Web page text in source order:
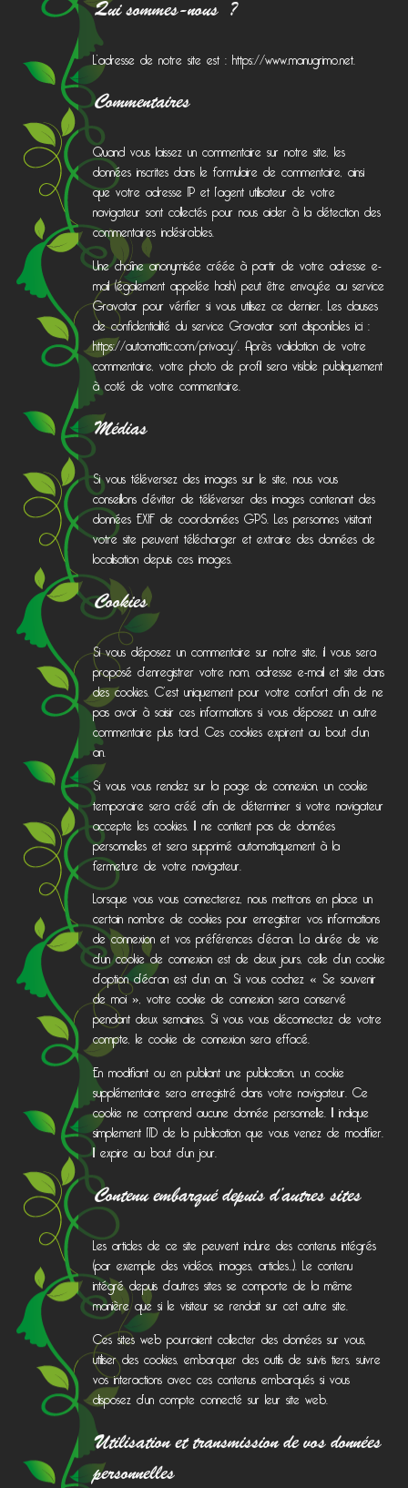
Qui sommes-nous ?
L’adresse de notre site est : https://www.manugrimo.net.
Commentaires
Quand vous laissez un commentaire sur notre site, les
données inscrites dans le formulaire de commentaire, ainsi
que votre adresse IP et l’agent utilisateur de votre
navigateur sont collectés pour nous aider à la détection des
commentaires indésirables.
Une chaîne anonymisée créée à partir de votre adresse e-
mail (également appelée hash) peut être envoyée au service
Gravatar pour vérifier si vous utilisez ce dernier. Les clauses
de confidentialité du service Gravatar sont disponibles ici :
https://automattic.com/privacy/. Après validation de votre
commentaire, votre photo de profil sera visible publiquement
à coté de votre commentaire.
Médias
Si vous téléversez des images sur le site, nous vous
conseillons d’éviter de téléverser des images contenant des
données EXIF de coordonnées GPS. Les personnes visitant
votre site peuvent télécharger et extraire des données de
localisation depuis ces images.
Cookies
Si vous déposez un commentaire sur notre site, il vous sera
proposé d’enregistrer votre nom, adresse e-mail et site dans
des cookies. C’est uniquement pour votre confort afin de ne
pas avoir à saisir ces informations si vous déposez un autre
commentaire plus tard. Ces cookies expirent au bout d’un
an.
Si vous vous rendez sur la page de connexion, un cookie
temporaire sera créé afin de déterminer si votre navigateur
accepte les cookies. Il ne contient pas de données
personnelles et sera supprimé automatiquement à la
fermeture de votre navigateur.
Lorsque vous vous connecterez, nous mettrons en place un
certain nombre de cookies pour enregistrer vos informations
de connexion et vos préférences d’écran. La durée de vie
d’un cookie de connexion est de deux jours, celle d’un cookie
d’option d’écran est d’un an. Si vous cochez « Se souvenir
de moi », votre cookie de connexion sera conservé
pendant deux semaines. Si vous vous déconnectez de votre
compte, le cookie de connexion sera effacé.
En modifiant ou en publiant une publication, un cookie
supplémentaire sera enregistré dans votre navigateur. Ce
cookie ne comprend aucune donnée personnelle. Il indique
simplement l’ID de la publication que vous venez de modifier.
Il expire au bout d’un jour.
Contenu embarqué depuis d’autres sites
Les articles de ce site peuvent inclure des contenus intégrés
(par exemple des vidéos, images, articles…). Le contenu
intégré depuis d’autres sites se comporte de la même
manière que si le visiteur se rendait sur cet autre site.
Ces sites web pourraient collecter des données sur vous,
utiliser des cookies, embarquer des outils de suivis tiers, suivre
vos interactions avec ces contenus embarqués si vous
disposez d’un compte connecté sur leur site web.
Utilisation et transmission de vos données
personnelles